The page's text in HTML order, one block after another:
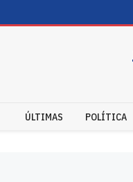
ÚLTIMAS POLÍTICA